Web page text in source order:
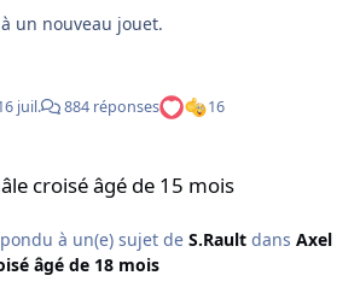
un nouveau jouet.
juil. 884 réponses 16
croisé âgé de 15 mois
à un(e) sujet de S.Raultdans Axel
âgé de 18 mois